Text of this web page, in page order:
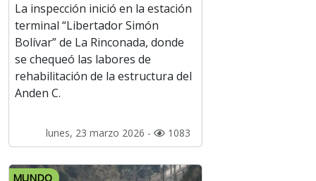
La inspección inició en la estación
terminal “Libertador Simón
Bolívar” de La Rinconada, donde
se chequeó las labores de
rehabilitación de la estructura del
Anden C.
lunes, 23 marzo 2026 - 1083
MUNDO